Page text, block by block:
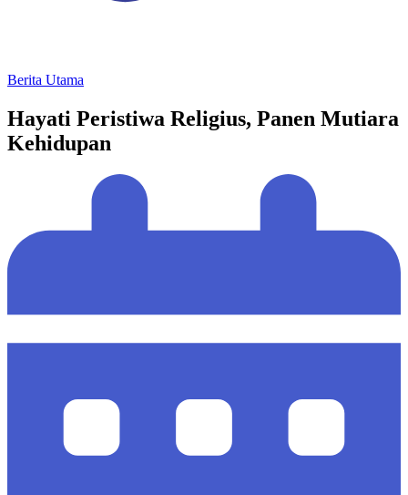
Berita Utama
Hayati Peristiwa Religius, Panen Mutiara
Kehidupan